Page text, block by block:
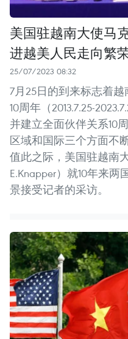
美国驻越南大使马
进越美人民走向繁
25/07/2023 08:32
7月25日的到来标志着
10周年（2013.7.25-
并建立全面伙伴关系10
区域和国际三个方面不
值此之际，美国驻越南
E.Knapper）就10年来
景接受记者的采访。